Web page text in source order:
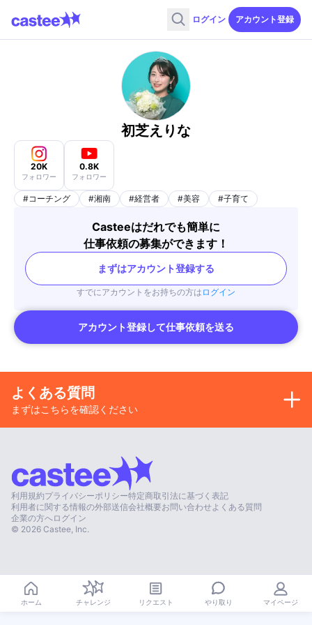
ログイン アカウント登録
初芝えりな
20K
フォロワー
0.8K
フォロワー
#コーチング #湘南 #経営者 #美容 #子育て
Casteeはだれでも簡単に
仕事依頼の募集ができます！
まずはアカウント登録する
すでにアカウントをお持ちの方は ログイン
アカウント登録して仕事依頼を送る
よくある質問
まずはこちらを確認ください
利用規約プライバシーポリシー特定商取引法に基づく表記
利用者に関する情報の外部送信会社概要お問い合わせ よくある質問
企業の方へログイン
© 2026 Castee, Inc.
ホーム チャレンジ リクエスト やり取り マイページ